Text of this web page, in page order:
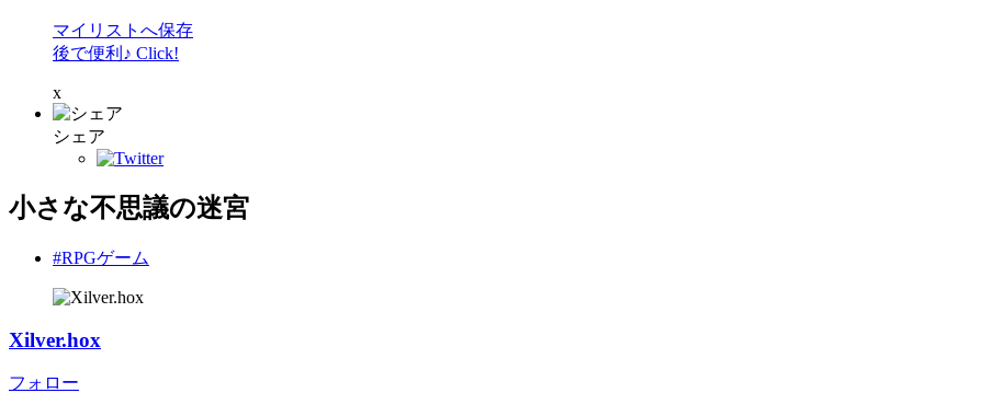
マイリストへ保存
後で便利♪ Click!
x
シェア
小さな不思議の迷宮
#RPGゲーム
Xilver.hox
フォロー